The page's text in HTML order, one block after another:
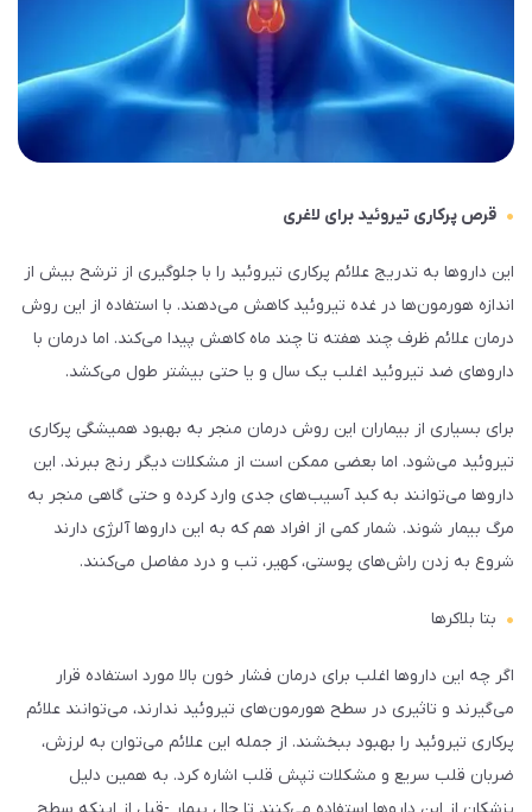
قرص پرکاری تیروئید برای لاغری
این داروها به تدریج علائم پرکاری تیروئید را با جلوگیری از ترشح بیش از
اندازه هورمون‌ها در غده تیروئید کاهش می‌دهند. با استفاده از این روش
درمان علائم ظرف چند هفته تا چند ماه کاهش پیدا می‌کند. اما درمان با
داروهای ضد تیروئید اغلب یک سال و یا حتی بیشتر طول می‌کشد.
برای بسیاری از بیماران این روش درمان منجر به بهبود همیشگی پرکاری
تیروئید می‌شود. اما بعضی ممکن است از مشکلات دیگر رنج ببرند. این
داروها می‌توانند به کبد آسیب‌های جدی وارد کرده و حتی گاهی منجر به
مرگ بیمار شوند. شمار کمی از افراد هم که به این داروها آلرژی دارند
شروع به زدن راش‌های پوستی، کهیر، تب و درد مفاصل می‌کنند.
بتا بلاکرها
اگر چه این داروها اغلب برای درمان فشار خون بالا مورد استفاده قرار
می‌گیرند و تاثیری در سطح هورمون‌های تیروئید ندارند، می‌توانند علائم
پرکاری تیروئید را بهبود ببخشند. از جمله این علائم می‌توان به لرزش،
ضربان قلب سریع و مشکلات تپش قلب اشاره کرد. به همین دلیل